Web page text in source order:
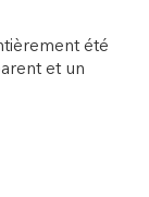
été
et un